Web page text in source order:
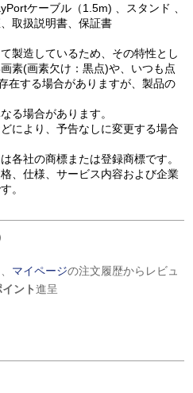
ケーブル（1.5m) 、スタンド 、
取扱説明書、保証書
製造しているため、その特性とし
素(画素欠け：黒点)や、いつも点
在する場合がありますが、製品の
る場合があります。
により、予告なしに変更する場合
各社の商標または登録商標です。
、仕様、サービス内容および企業
。
マイページの注文履歴からレビュ
ント進呈